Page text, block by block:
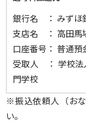
銀行名 ： みずほ
支店名 ： 高田馬
口座番号： 普通
受取人 ： 学校法
門学校
※振込依頼人（お
い。